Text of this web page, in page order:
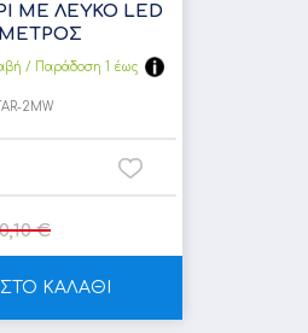
ΜΕ ΛΕΥΚΟ LED
/ Παράδoση 1 έως
2MW
€
ΣΤΟ ΚΑΛΑΘΙ